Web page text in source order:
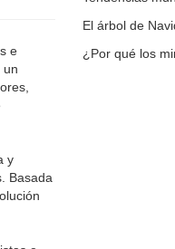
e
un
y
Basada